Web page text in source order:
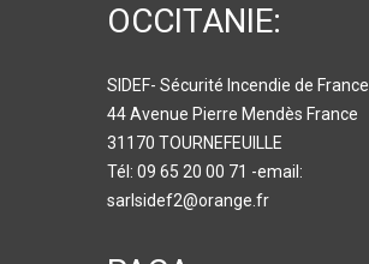
OCCITANIE:
SIDEF- Sécurité Incendie de France
44 Avenue Pierre Mendès France
31170 TOURNEFEUILLE
Tél: 09 65 20 00 71 -email:
sarlsidef2@orange.fr